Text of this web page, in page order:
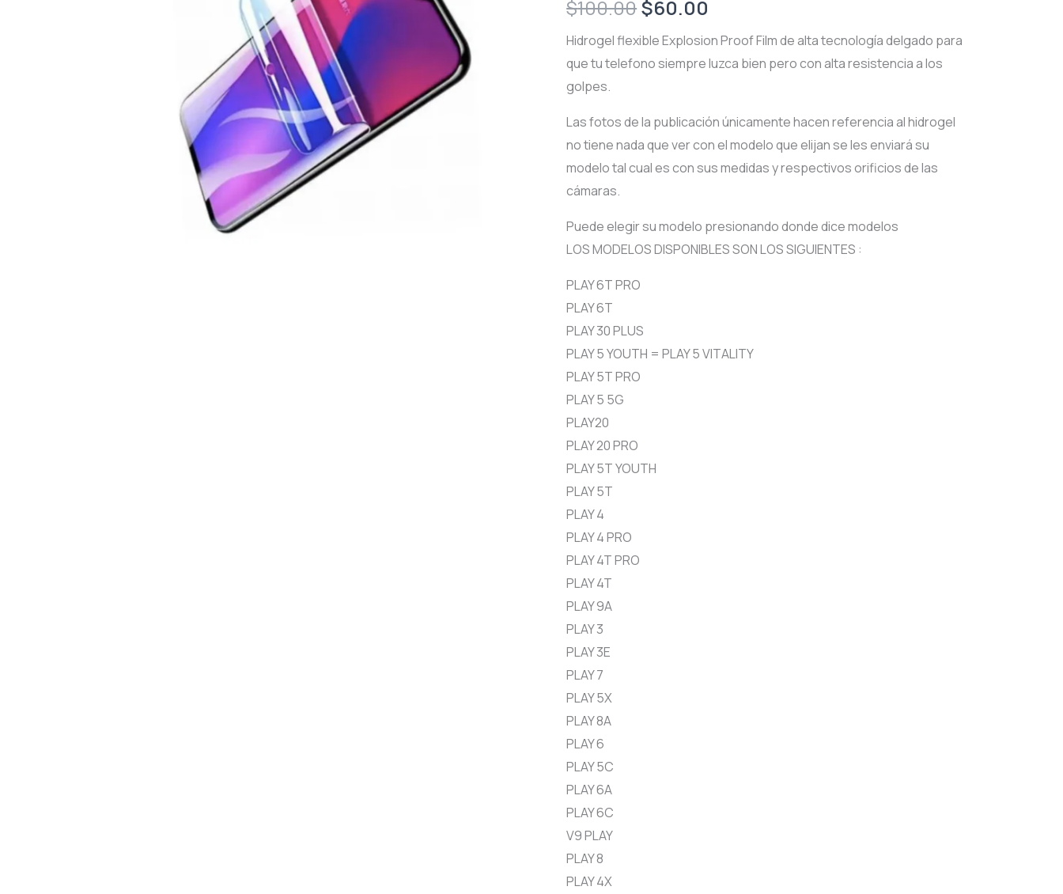
$100.00Original
price
was:
$100.00.
$60.00
price
is:
$60.00.
Hidrogel flexible Explosion Proof Film de alta tecnología delgado para
que tu telefono siempre luzca bien pero con alta resistencia a los
golpes.
Las fotos de la publicación únicamente hacen referencia al hidrogel
no tiene nada que ver con el modelo que elijan se les enviará su
modelo tal cual es con sus medidas y respectivos orificios de las
cámaras.
Puede elegir su modelo presionando donde dice modelos
LOS MODELOS DISPONIBLES SON LOS SIGUIENTES :
PLAY 6T PRO
PLAY 6T
PLAY 30 PLUS
PLAY 5 YOUTH = PLAY 5 VITALITY
PLAY 5T PRO
PLAY 5 5G
PLAY20
PLAY 20 PRO
PLAY 5T YOUTH
PLAY 5T
PLAY 4
PLAY 4 PRO
PLAY 4T PRO
PLAY 4T
PLAY 9A
PLAY 3
PLAY 3E
PLAY 7
PLAY 5X
PLAY 8A
PLAY 6
PLAY 5C
PLAY 6A
PLAY 6C
V9 PLAY
PLAY 8
PLAY 4X